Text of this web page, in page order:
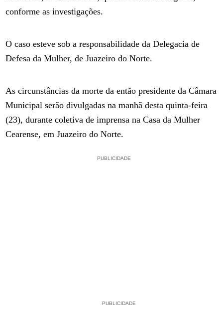
conforme as investigações.
O caso esteve sob a responsabilidade da Delegacia de
Defesa da Mulher, de Juazeiro do Norte.
As circunstâncias da morte da então presidente da Câmara
Municipal serão divulgadas na manhã desta quinta-feira
(23), durante coletiva de imprensa na Casa da Mulher
Cearense, em Juazeiro do Norte.
PUBLICIDADE
PUBLICIDADE